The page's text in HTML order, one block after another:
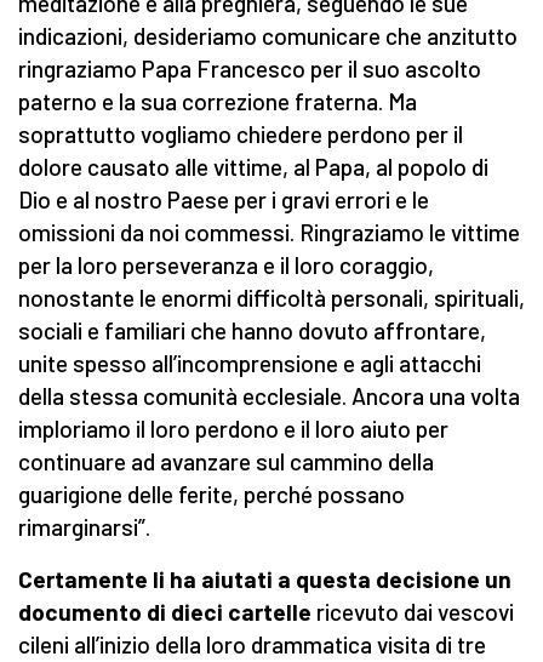
indicazioni, desideriamo comunicare che anzitutto
ringraziamo Papa Francesco per il suo ascolto
paterno e la sua correzione fraterna. Ma
soprattutto vogliamo chiedere perdono per il
dolore causato alle vittime, al Papa, al popolo di
Dio e al nostro Paese per i gravi errori e le
omissioni da noi commessi. Ringraziamo le vittime
per la loro perseveranza e il loro coraggio,
nonostante le enormi difficoltà personali, spirituali,
sociali e familiari che hanno dovuto affrontare,
unite spesso all’incomprensione e agli attacchi
della stessa comunità ecclesiale. Ancora una volta
imploriamo il loro perdono e il loro aiuto per
continuare ad avanzare sul cammino della
guarigione delle ferite, perché possano
rimarginarsi”.
Certamente li ha aiutati a questa decisione un
documento di dieci cartelle ricevuto dai vescovi
cileni all’inizio della loro drammatica visita di tre